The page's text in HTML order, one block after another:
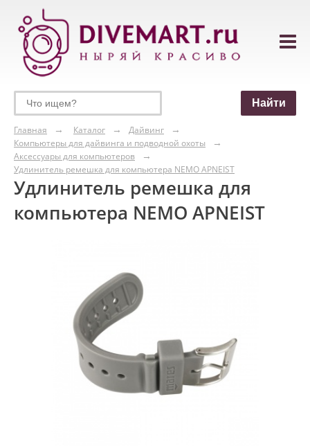
Главная Каталог
Дайвинг
Компьютеры для дайвинга и подводной охоты
Аксессуары для компьютеров
Удлинитель ремешка для компьютера NEMO APNEIST
Удлинитель ремешка для
компьютера NEMO APNEIST